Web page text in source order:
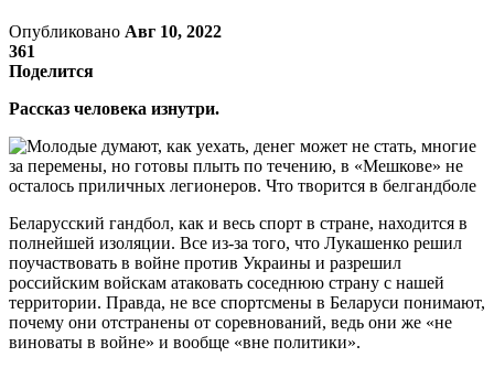
Опубликовано Авг 10, 2022
361
Поделится
Рассказ человека изнутри.
Беларусский гандбол, как и весь спорт в стране, находится в
полнейшей изоляции. Все из-за того, что Лукашенко решил
поучаствовать в войне против Украины и разрешил
российским войскам атаковать соседнюю страну с нашей
территории. Правда, не все спортсмены в Беларуси понимают,
почему они отстранены от соревнований, ведь они же «не
виноваты в войне» и вообще «вне политики».